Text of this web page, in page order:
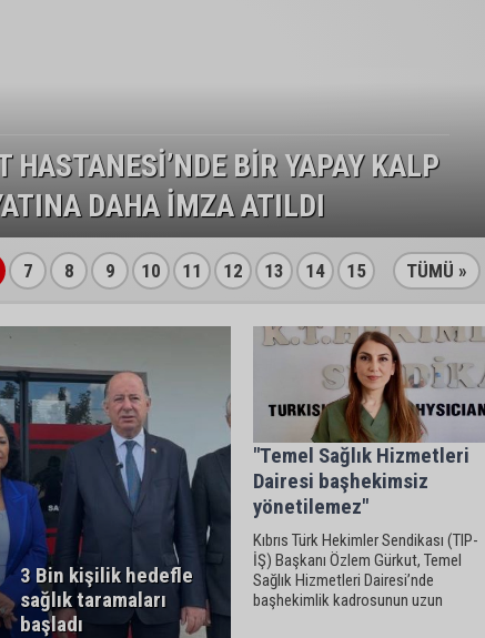
HASTANESİ’NDE BİR YAPAY KALP
DAHA İMZA ATILDI
7 8 9 10 11 12 13 14 15 TÜMÜ »
3 Bin kişilik hedefle
sağlık taramaları
başladı
"Temel Sağlık Hizmetleri
Dairesi başhekimsiz
yönetilemez"
Kıbrıs Türk Hekimler Sendikası (TIP-
İŞ) Başkanı Özlem Gürkut, Temel
Sağlık Hizmetleri Dairesi’nde
başhekimlik kadrosunun uzun